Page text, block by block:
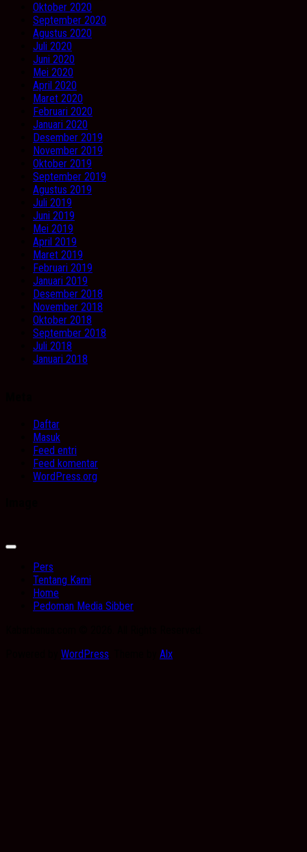
Oktober 2020
September 2020
Agustus 2020
Juli 2020
Juni 2020
Mei 2020
April 2020
Maret 2020
Februari 2020
Januari 2020
Desember 2019
November 2019
Oktober 2019
September 2019
Agustus 2019
Juli 2019
Juni 2019
Mei 2019
April 2019
Maret 2019
Februari 2019
Januari 2019
Desember 2018
November 2018
Oktober 2018
September 2018
Juli 2018
Januari 2018
Daftar
Masuk
Feed entri
Feed komentar
WordPress.org
Expand
Pers
Tentang Kami
Home
Pedoman Media Sibber
WordPress Alx